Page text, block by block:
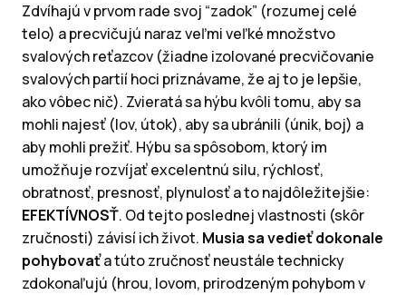
Zdvíhajú v prvom rade svoj “zadok” (rozumej celé
telo) a precvičujú naraz veľmi veľké množstvo
svalových reťazcov (žiadne izolované precvičovanie
svalových partií hoci priznávame, že aj to je lepšie,
ako vôbec nič). Zvieratá sa hýbu kvôli tomu, aby sa
mohli najesť (lov, útok), aby sa ubránili (únik, boj) a
aby mohli prežiť. Hýbu sa spôsobom, ktorý im
umožňuje rozvíjať excelentnú silu, rýchlosť,
obratnosť, presnosť, plynulosť a to najdôležitejšie:
EFEKTÍVNOSŤ. Od tejto poslednej vlastnosti (skôr
zručnosti) závisí ich život. Musia sa vedieť dokonale
pohybovaťa túto zručnosť neustále technicky
zdokonaľujú (hrou, lovom, prirodzeným pohybom v